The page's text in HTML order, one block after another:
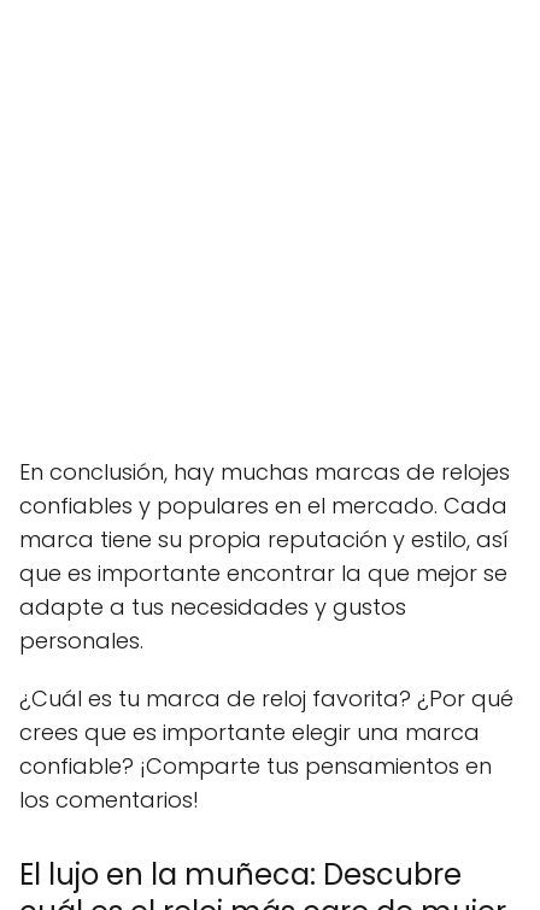
En conclusión, hay muchas marcas de relojes
confiables y populares en el mercado. Cada
marca tiene su propia reputación y estilo, así
que es importante encontrar la que mejor se
adapte a tus necesidades y gustos
personales.
¿Cuál es tu marca de reloj favorita? ¿Por qué
crees que es importante elegir una marca
confiable? ¡Comparte tus pensamientos en
los comentarios!
El lujo en la muñeca: Descubre